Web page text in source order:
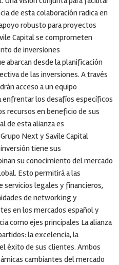
de esta colaboración radica en
robusto para proyectos
Capital se comprometen
de inversiones
abarcan desde la planificación
de las inversiones. A través
acceso a un equipo
los desafíos específicos
recursos en beneficio de sus
de esta alianza es
Next y Savile Capital
tiene sus
su conocimiento del mercado
Esto permitirá a las
servicios legales y financieros,
de networking y
en los mercados español y
como ejes principales La alianza
la excelencia, la
éxito de sus clientes. Ambos
cambiantes del mercado